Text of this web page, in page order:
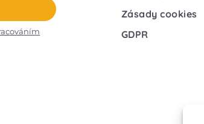
Zásady cookies
GDPR